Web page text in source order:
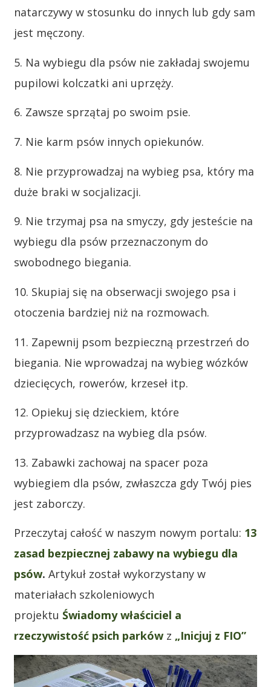
natarczywy w stosunku do innych lub gdy sam
jest męczony.
5. Na wybiegu dla psów nie zakładaj swojemu
pupilowi kolczatki ani uprzęży.
6. Zawsze sprzątaj po swoim psie.
7. Nie karm psów innych opiekunów.
8. Nie przyprowadzaj na wybieg psa, który ma
duże braki w socjalizacji.
9. Nie trzymaj psa na smyczy, gdy jesteście na
wybiegu dla psów przeznaczonym do
swobodnego biegania.
10. Skupiaj się na obserwacji swojego psa i
otoczenia bardziej niż na rozmowach.
11. Zapewnij psom bezpieczną przestrzeń do
biegania. Nie wprowadzaj na wybieg wózków
dziecięcych, rowerów, krzeseł itp.
12. Opiekuj się dzieckiem, które
przyprowadzasz na wybieg dla psów.
13. Zabawki zachowaj na spacer poza
wybiegiem dla psów, zwłaszcza gdy Twój pies
jest zaborczy.
Przeczytaj całość w naszym nowym portalu: 13
zasad bezpiecznej zabawy na wybiegu dla
psów. Artykuł został wykorzystany w
materiałach szkoleniowych
projektu Świadomy właściciel a
rzeczywistość psich parkówz „Inicjuj z FIO”